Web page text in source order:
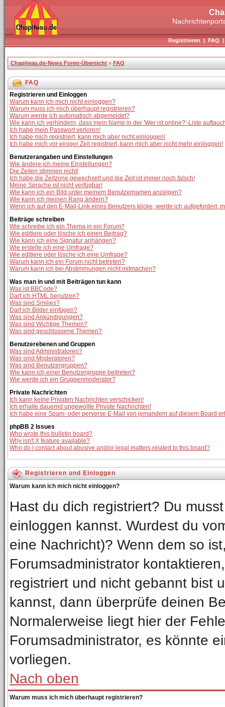
Registrieren|FAQ
Chapiteau.de-News Foren-Übersicht » FAQ
FAQ
Registrieren und Einloggen
Warum kann ich mich nicht einloggen?
Warum muss ich mich überhaupt registrieren?
Warum werde ich automatisch abgemeldet?
Wie kann ich verhindern, dass mein Name in der 'Wer ist online?'-Liste
Ich habe mein Passwort verloren!
Ich habe mich registriert, kann mich aber nicht einloggen!
Ich habe mich vor einiger Zeit registriert, kann mich aber nicht mehr einloggen!
Benutzerangaben und Einstellungen
Wie ändere ich meine Einstellungen?
Die Zeiten stimmen nicht!
Ich habe die Zeitzone gewechselt und die Zeit ist immer noch falsch!
Meine Sprache ist nicht verfügbar!
Wie kann ich ein Bild unter meinem Benutzernamen anzeigen?
Wie kann ich meinen Rang ändern?
Wenn ich auf den E-Mail-Link eines Benutzers klicke, werde ich aufgefordert,
Beiträge schreiben
Wie schreibe ich ein Thema in ein Forum?
Wie editiere oder lösche ich einen Beitrag?
Wie kann ich eine Signatur anhängen?
Wie erstelle ich eine Umfrage?
Wie editiere oder lösche ich eine Umfrage?
Warum kann ich ein Forum nicht betreten?
Warum kann ich bei Abstimmungen nicht mitmachen?
Was man in und mit Beiträgen tun kann
Was ist BBCode?
Darf ich HTML benutzen?
Was sind Smilies?
Darf ich Bilder einfügen?
Was sind Ankündigungen?
Was sind Wichtige Themen?
Was sind geschlossene Themen?
Benutzerebenen und Gruppen
Was sind Administratoren?
Was sind Moderatoren?
Was sind Benutzergruppen?
Wie kann ich einer Benutzergruppe beitreten?
Wie werde ich ein Gruppenmoderator?
Private Nachrichten
Ich kann keine Privaten Nachrichten verschicken!
Ich erhalte dauernd ungewollte Private Nachrichten!
Ich habe eine Spam- oder perverse E-Mail von jemandem auf diesem Board
phpBB 2 Issues
Who wrote this bulletin board?
Why isn't X feature available?
Who do I contact about abusive and/or legal matters related to this board?
Registrieren und Einloggen
Warum kann ich mich nicht einloggen?
Hast du dich registriert? Du
einloggen kannst. Wurdest du
eine Nachricht)? Wenn dem so
Forumsadministrator
registriert und nicht gebannt bist
kannst, dann überprüfe deinen
Normalerweise liegt hier der
Forumsadministrator, es könnte
vorliegen.
Nach oben
Warum muss ich mich überhaupt registrieren?